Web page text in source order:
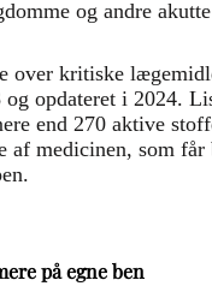
og andre
over kritiske
og opdateret i 2024.
end 270 aktive
af medicinen, som
på egne ben